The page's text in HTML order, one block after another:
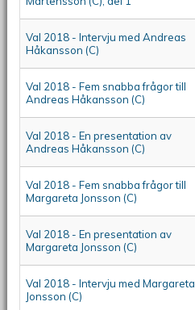
Val 2018 - Intervju med Andreas
Håkansson (C)
Val 2018 - Fem snabba frågor till
Andreas Håkansson (C)
Val 2018 - En presentation av
Andreas Håkansson (C)
Val 2018 - Fem snabba frågor till
Margareta Jonsson (C)
Val 2018 - En presentation av
Margareta Jonsson (C)
Val 2018 - Intervju med Margareta
Jonsson (C)